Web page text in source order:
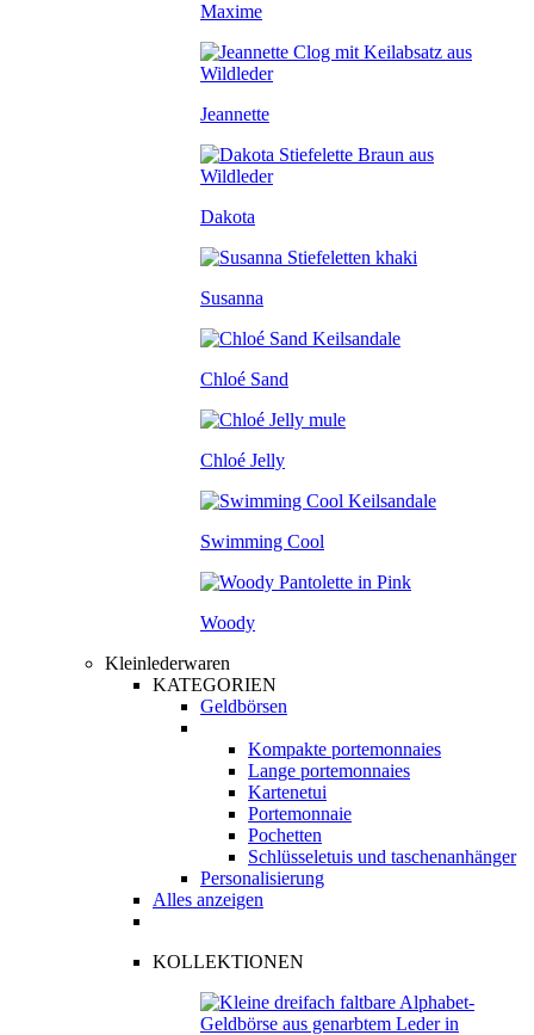
Maxime
Jeannette
Dakota
Susanna
Chloé Sand
Chloé Jelly
Swimming Cool
Woody
Kleinlederwaren
KATEGORIEN
Geldbörsen
Kompakte portemonnaies
Lange portemonnaies
Kartenetui
Portemonnaie
Pochetten
Schlüsseletuis und taschenanhänger
Personalisierung
Alles anzeigen
KOLLEKTIONEN